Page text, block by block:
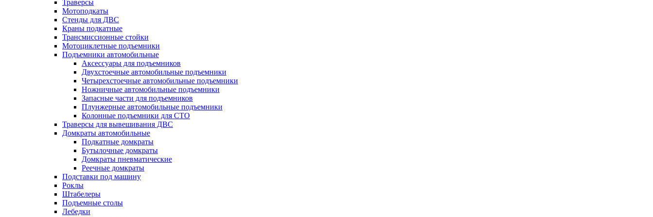
Траверсы
Мотоподкаты
Стенды для ДВС
Краны подкатные
Трансмиссионные стойки
Мотоциклетные подъемники
Подъемники автомобильные
Аксессуары для подъемников
Двухстоечные автомобильные подъемники
Четырехстоечные автомобильные подъемники
Ножничные автомобильные подъемники
Запасные части для подъемников
Плунжерные автомобильные подъемники
Колонные подъемники для СТО
Траверсы для вывешивания ДВС
Домкраты автомобильные
Подкатные домкраты
Бутылочные домкраты
Домкраты пневматические
Реечные домкраты
Подставки под машину
Роклы
Штабелеры
Подъемные столы
Лебедки